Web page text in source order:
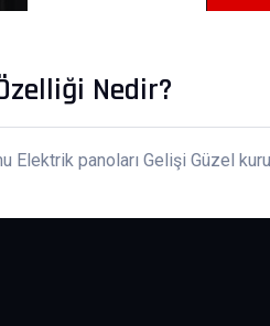
Nedir?
Elektrik panoları Gelişi Güzel